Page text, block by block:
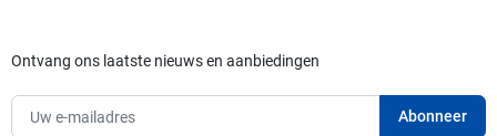
Ontvang ons laatste nieuws en aanbiedingen